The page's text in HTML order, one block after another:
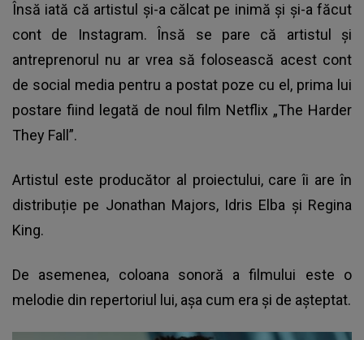
Însă iată că artistul și-a călcat pe inimă și și-a făcut
cont de Instagram. Însă se pare că artistul și
antreprenorul nu ar vrea să folosească acest cont
de social media pentru a postat poze cu el, prima lui
postare fiind legată de noul film Netflix „The Harder
They Fall”.
Artistul este producător al proiectului, care îi are în
distribuție pe Jonathan Majors, Idris Elba și Regina
King.
De asemenea, coloana sonoră a filmului este o
melodie din repertoriul lui, așa cum era și de așteptat.